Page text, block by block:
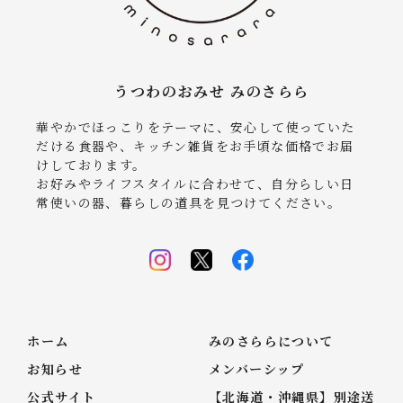
うつわのおみせ みのさらら
華やかでほっこりをテーマに、安心して使っていた
だける食器や、キッチン雑貨をお手頃な価格でお届
けしております。
お好みやライフスタイルに合わせて、自分らしい日
常使いの器、暮らしの道具を見つけてください。
ホーム
みのさららについて
お知らせ
メンバーシップ
公式サイト
【北海道・沖縄県】別途送